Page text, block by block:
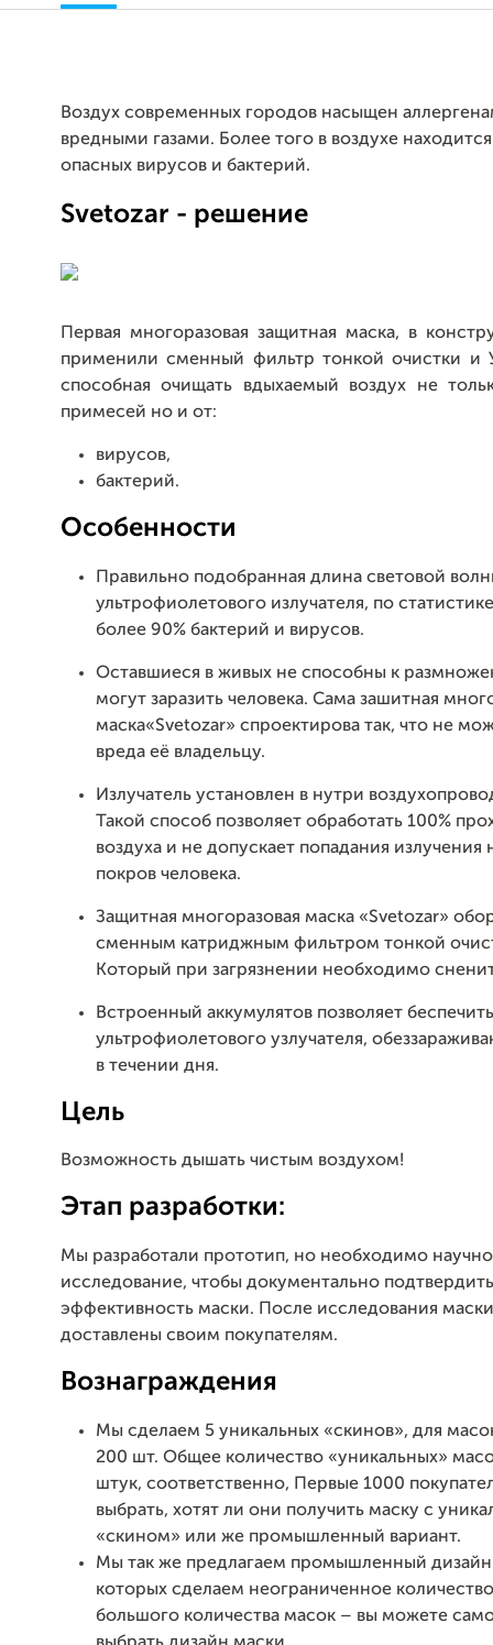
Воздух современных городов насыщен
вредными газами. Более того в воздухе
опасных вирусов и бактерий.
Svetozar - решение
Первая многоразовая защитная маска, в
применили сменный фильтр тонкой очистки и
способная очищать вдыхаемый воздух не
примесей но и от:
вирусов,
бактерий.
Oсобенности
Правильно подобранная длина световой
ультрофиолетового излучателя, по
более 90% бактерий и вирусов.
Оставшиеся в живых не способны к
могут заразить человека. Сама зашитная
маска«Svetozar» спроектирова так, что не
вреда её владельцу.
Излучатель установлен в нутри
Такой способ позволяет обработать 100%
воздуха и не допускает попадания
покров человека.
Защитная многоразовая маска «Svetozar»
сменным катриджным фильтром тонкой
Который при загрязнении необходимо
Встроенный аккумулятов позволяет
ультрофиолетового узлучателя,
в течении дня.
Цель
Возможность дышать чистым воздухом!
Этап разработки:
Мы разработали прототип, но необходимо
исследование, чтобы документально подтвердить
эффективность маски. После исследования
доставлены своим покупателям.
Вознаграждения
Мы сделаем 5 уникальных «скинов», для
200 шт. Общее количество «уникальных»
штук, соответственно, Первые 1000
выбрать, хотят ли они получить маску с
«скином» или же промышленный вариант.
Мы так же предлагаем промышленный
которых сделаем неограниченное
большого количества масок – вы можете